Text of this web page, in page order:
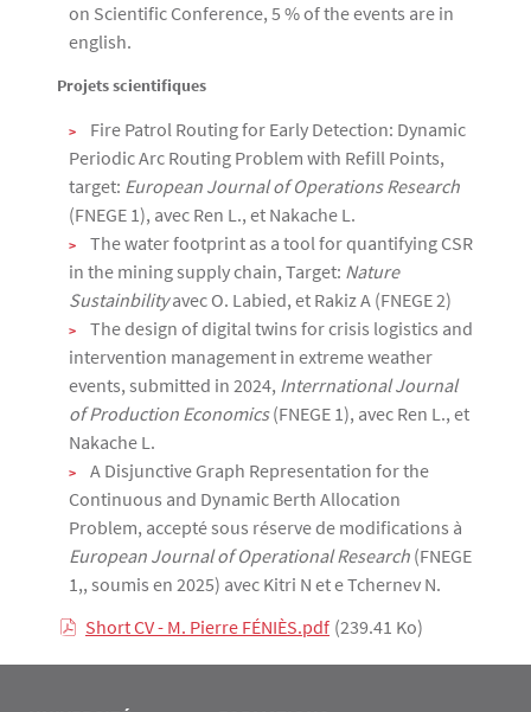
on Scientific Conference, 5 % of the events are in
english.
Projets scientifiques
Fire Patrol Routing for Early Detection: Dynamic
Periodic Arc Routing Problem with Refill Points,
target: European Journal of Operations Research
(FNEGE 1), avec Ren L., et Nakache L.
The water footprint as a tool for quantifying CSR
in the mining supply chain, Target: Nature
Sustainbilityavec O. Labied, et Rakiz A (FNEGE 2)
The design of digital twins for crisis logistics and
intervention management in extreme weather
events, submitted in 2024, Interrnational Journal
of Production Economics(FNEGE 1), avec Ren L., et
Nakache L.
A Disjunctive Graph Representation for the
Continuous and Dynamic Berth Allocation
Problem, accepté sous réserve de modifications à
European Journal of Operational Research (FNEGE
1,, soumis en 2025) avec Kitri N et e Tchernev N.
Short CV - M. Pierre FÉNIÈS.pdf (239.41 Ko)